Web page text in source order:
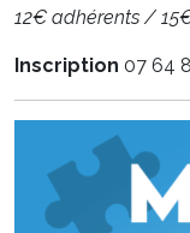
12€ adhérents /
Inscription 07 64